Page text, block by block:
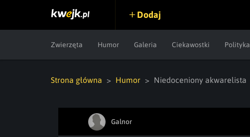
Dodaj
Zwierzęta Humor Galeria Ciekawostki Polityka
Strona główna Humor Niedoceniony akwarelista
Galnor